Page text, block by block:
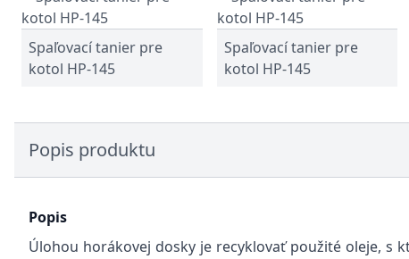
Spaľovací tanier pre
kotol HP-145
Spaľovací tanier pre
kotol HP-145
Popis produktu
Popis
Úlohou horákovej dosky je recyklovať použité oleje, s